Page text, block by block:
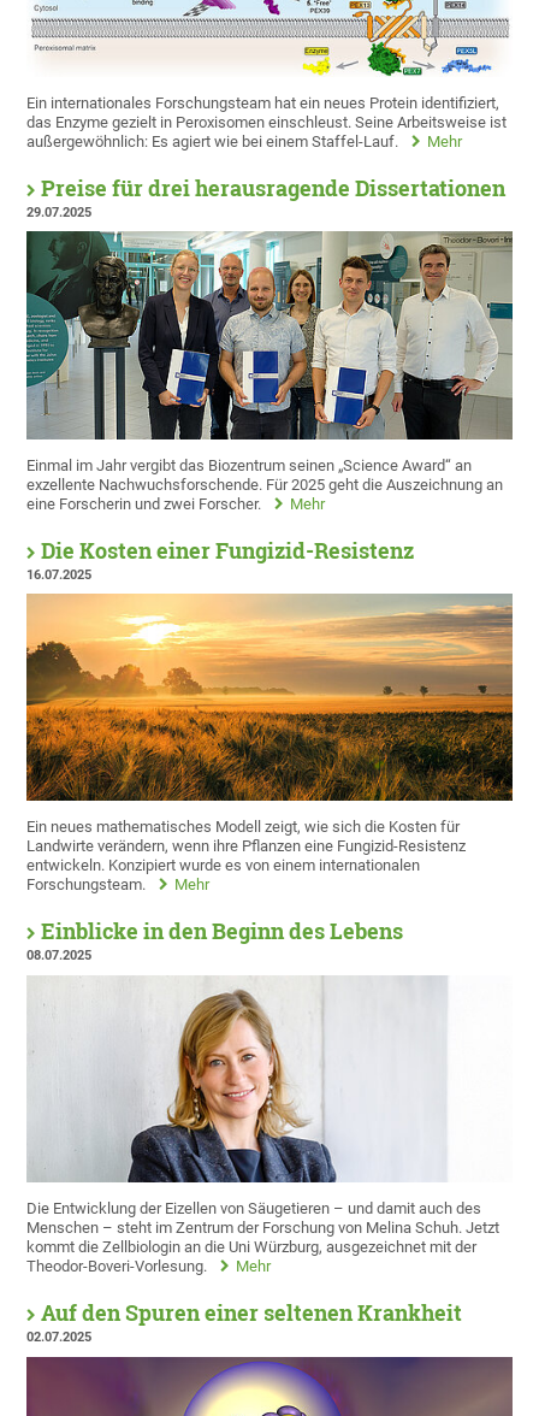
Ein internationales Forschungsteam hat ein neues Protein identifiziert,
das Enzyme gezielt in Peroxisomen einschleust. Seine Arbeitsweise ist
außergewöhnlich: Es agiert wie bei einem Staffel-Lauf.
Mehr
Preise für drei herausragende Dissertationen
29.07.2025
Einmal im Jahr vergibt das Biozentrum seinen „Science Award“ an
exzellente Nachwuchsforschende. Für 2025 geht die Auszeichnung an
eine Forscherin und zwei Forscher.
Mehr
Die Kosten einer Fungizid-Resistenz
16.07.2025
Ein neues mathematisches Modell zeigt, wie sich die Kosten für
Landwirte verändern, wenn ihre Pflanzen eine Fungizid-Resistenz
entwickeln. Konzipiert wurde es von einem internationalen
Forschungsteam.
Mehr
Einblicke in den Beginn des Lebens
08.07.2025
Die Entwicklung der Eizellen von Säugetieren – und damit auch des
Menschen – steht im Zentrum der Forschung von Melina Schuh. Jetzt
kommt die Zellbiologin an die Uni Würzburg, ausgezeichnet mit der
Theodor-Boveri-Vorlesung.
Mehr
Auf den Spuren einer seltenen Krankheit
02.07.2025